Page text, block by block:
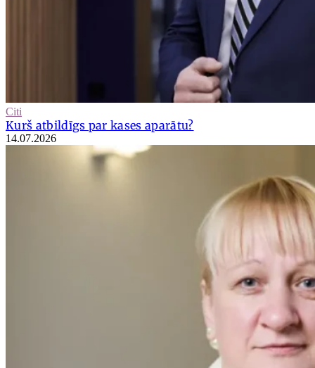
Citi
Kurš atbildīgs par kases aparātu?
14.07.2026